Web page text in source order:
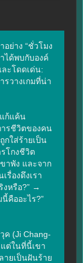
ย่าง “ชั่วโมง
าได้พบกับองค์
ะโดดเด่น:
รวางเกมที่น่า
แก้แค้น
ารชีวิตของคน
กใส่ร้ายเป็น
โกงชีวิต
าพัง และจาก
รื่องดึงเรา
งหรือ?” →
คืออะไร?”
ค (Ji Chang-
ต่ในที่นี้เขา
ายเป็นฝันร้าย